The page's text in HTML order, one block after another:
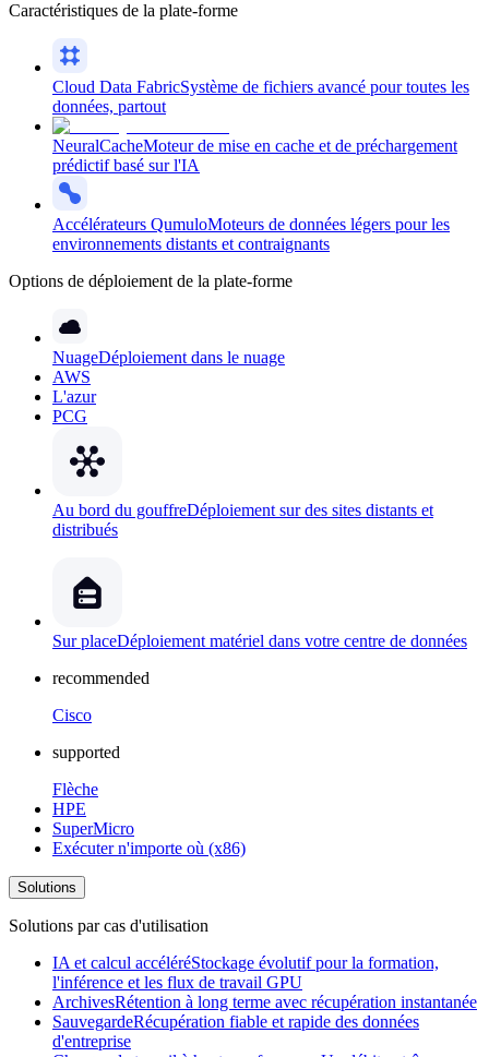
Caractéristiques de la plate-forme
Cloud Data FabricSystème de fichiers avancé pour toutes les
données, partout
NeuralCacheMoteur de mise en cache et de préchargement
prédictif basé sur l'IA
Accélérateurs QumuloMoteurs de données légers pour les
environnements distants et contraignants
Options de déploiement de la plate-forme
NuageDéploiement dans le nuage
AWS
L'azur
PCG
Au bord du gouffreDéploiement sur des sites distants et
distribués
Sur placeDéploiement matériel dans votre centre de données
recommended
Cisco
supported
Flèche
HPE
SuperMicro
Exécuter n'importe où (x86)
Solutions
Solutions par cas d'utilisation
IA et calcul accéléréStockage évolutif pour la formation,
l'inférence et les flux de travail GPU
ArchivesRétention à long terme avec récupération instantanée
SauvegardeRécupération fiable et rapide des données
d'entreprise